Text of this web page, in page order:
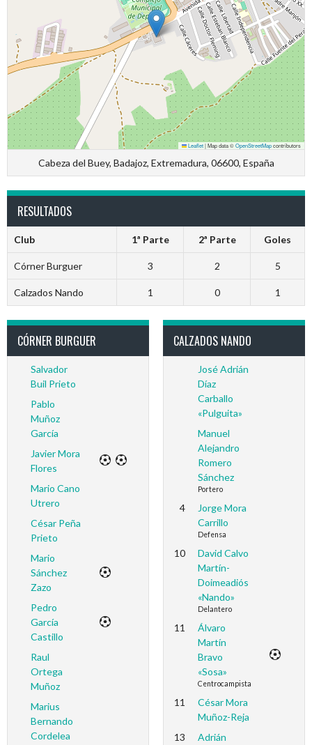
Leaflet|Map data ©OpenStreetMapcontributors
Cabeza del Buey, Badajoz, Extremadura, 06600, España
RESULTADOS
Club 1ª Parte 2ª Parte Goles
Córner Burguer 3 2 5
Calzados Nando 1 0 1
CÓRNER BURGUER
Salvador
Buil Prieto
Pablo
Muñoz
García
Javier Mora
Flores
Mario Cano
Utrero
César Peña
Prieto
Mario
Sánchez
Zazo
Pedro
García
Castillo
Raul
Ortega
Muñoz
Marius
Bernando
Cordelea
CALZADOS NANDO
José Adrián
Díaz
Carballo
«Pulguita»
Manuel
Alejandro
Romero
Sánchez
Portero
4
Jorge Mora
Carrillo
Defensa
10
David Calvo
Martín-
Doimeadiós
«Nando»
Delantero
11
Álvaro
Martín
Bravo
«Sosa»
Centrocampista
11
César Mora
Muñoz-Reja
13
Adrián